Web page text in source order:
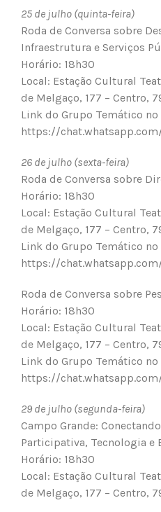
25 de julho (quinta-feira)
Roda de Conversa sobre
Infraestrutura e Serviços
Horário: 18h30
Local: Estação Cultural
de Melgaço, 177 – Centro,
Link do Grupo Temático no
https://
26 de julho (sexta-feira)
Roda de Conversa sobre
Horário: 18h30
Local: Estação Cultural
de Melgaço, 177 – Centro,
Link do Grupo Temático no
https://
Roda de Conversa sobre
Horário: 18h30
Local: Estação Cultural
de Melgaço, 177 – Centro,
Link do Grupo Temático no
https://
29 de julho (segunda-feira)
Campo Grande:
Participativa, Tecnologia e
Horário: 18h30
Local: Estação Cultural
de Melgaço, 177 – Centro,